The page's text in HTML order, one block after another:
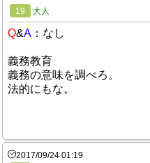
19
大人
Q&A ：なし
義務教育
義務の意味を調べろ。
法的にもな。
2017/09/24 01:19